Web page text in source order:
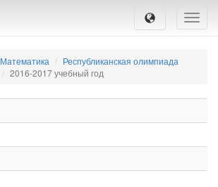
Toggle
Математика
Республиканская олимпиада
2016-2017 учебный год